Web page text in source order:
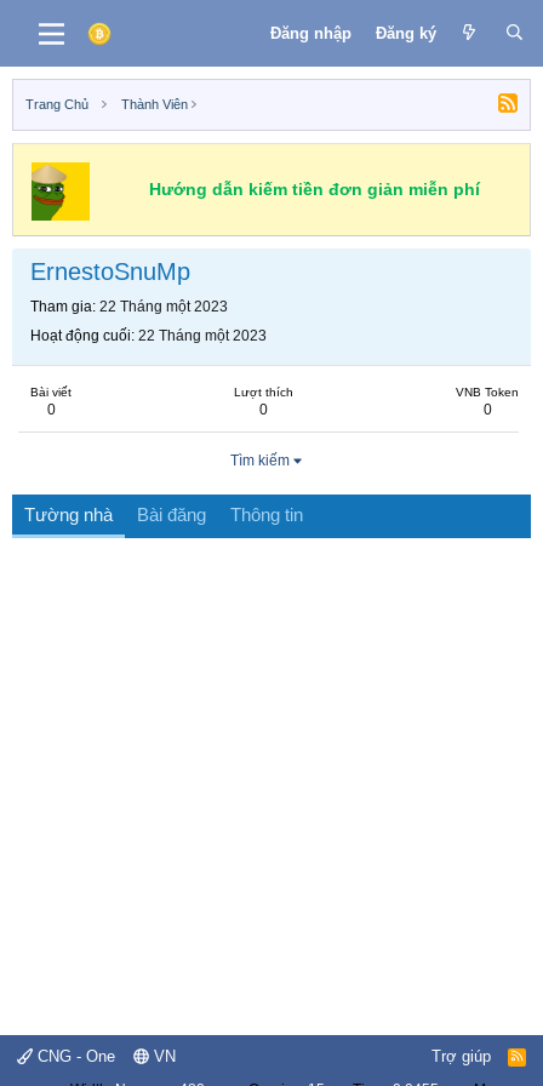
Đăng nhập Đăng ký
Trang Chủ Thành Viên
Hướng dẫn kiếm tiền đơn giản miễn phí
ErnestoSnuMp
Tham gia 22 Tháng một 2023
Hoạt động cuối 22 Tháng một 2023
Bài viết
0
Lượt thích
0
VNB Token
0
Tìm kiếm
Tường nhà Bài đăng Thông tin
CNG - One VN Trợ giúp
R